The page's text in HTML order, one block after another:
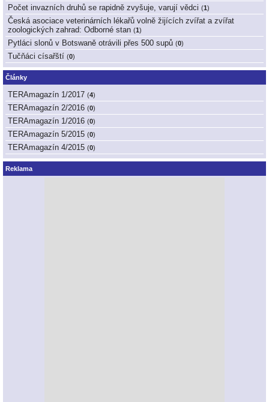
Počet invazních druhů se rapidně zvyšuje, varují vědci (1)
Česká asociace veterinárních lékařů volně žijících zvířat a zvířat
zoologických zahrad: Odborné stan (1)
Pytláci slonů v Botswaně otrávili přes 500 supů (0)
Tučňáci císařští (0)
Články
TERAmagazín 1/2017 (4)
TERAmagazín 2/2016 (0)
TERAmagazín 1/2016 (0)
TERAmagazín 5/2015 (0)
TERAmagazín 4/2015 (0)
Reklama